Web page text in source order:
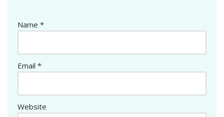
Name *
Email *
Website